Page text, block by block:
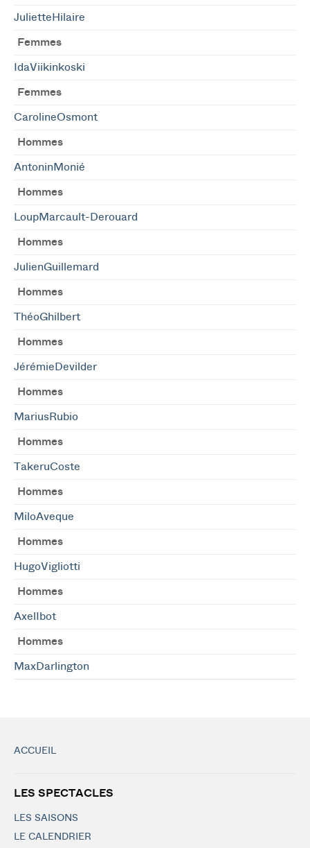
JulietteHilaire
Femmes
IdaViikinkoski
Femmes
CarolineOsmont
Hommes
AntoninMonié
Hommes
LoupMarcault-Derouard
Hommes
JulienGuillemard
Hommes
ThéoGhilbert
Hommes
JérémieDevilder
Hommes
MariusRubio
Hommes
TakeruCoste
Hommes
MiloAveque
Hommes
HugoVigliotti
Hommes
AxelIbot
Hommes
MaxDarlington
ACCUEIL
LES SPECTACLES
LES SAISONS
LE CALENDRIER